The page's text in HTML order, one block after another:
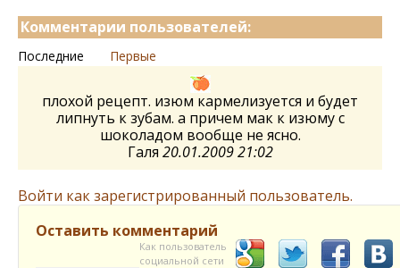
Комментарии пользователей:
Последние Первые
плохой рецепт. изюм кармелизуется и будет
липнуть к зубам. а причем мак к изюму с
шоколадом вообще не ясно.
Галя 20.01.2009 21:02
Войти как зарегистрированный пользователь.
Оставить комментарий
Как пользователь
социальной сети